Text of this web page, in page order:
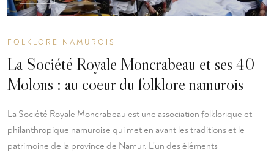
FOLKLORE NAMUROIS
La Société Royale Moncrabeau et ses 40
Molons : au coeur du folklore namurois
La Société Royale Moncrabeau est une association folklorique et
philanthropique namuroise qui met en avant les traditions et le
patrimoine de la province de Namur. L’un des éléments